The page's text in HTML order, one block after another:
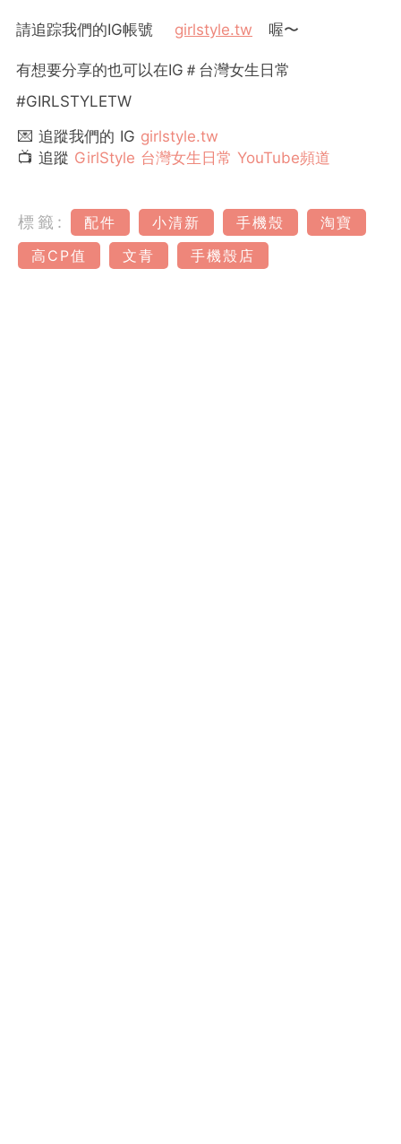
請追踪我們的IG帳號 girlstyle.tw 喔〜
有想要分享的也可以在IG＃台灣女生日常
#GIRLSTYLETW
💌 追蹤我們的 IG girlstyle.tw
📺 追蹤 GirlStyle 台灣女生日常 YouTube頻道
標籤: 配件 小清新 手機殼
淘寶
高CP值
文青 手機殼店